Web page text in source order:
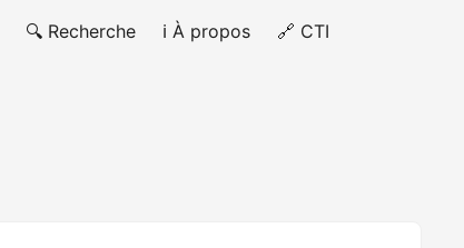
🔍 Recherche ℹ️ À propos 🔗 CTI